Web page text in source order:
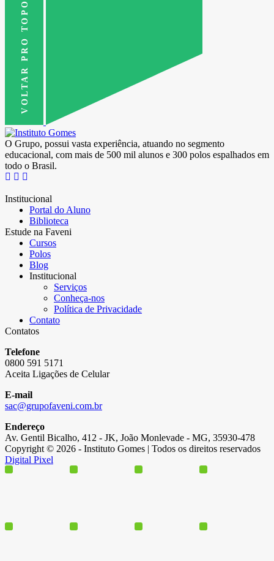
VOLTAR PRO TOPO
O Grupo, possui vasta experiência, atuando no segmento
educacional, com mais de 500 mil alunos e 300 polos espalhados em
todo o Brasil.
Institucional
Portal do Aluno
Biblioteca
Estude na Faveni
Cursos
Polos
Blog
Institucional
Serviços
Conheça-nos
Política de Privacidade
Contato
Contatos
Telefone
0800 591 5171
Aceita Ligações de Celular
E-mail
sac@grupofaveni.com.br
Endereço
Av. Gentil Bicalho, 412 - JK, João Monlevade - MG, 35930-478
Copyright © 2026 - Instituto Gomes | Todos os direitos reservados
Digital Pixel